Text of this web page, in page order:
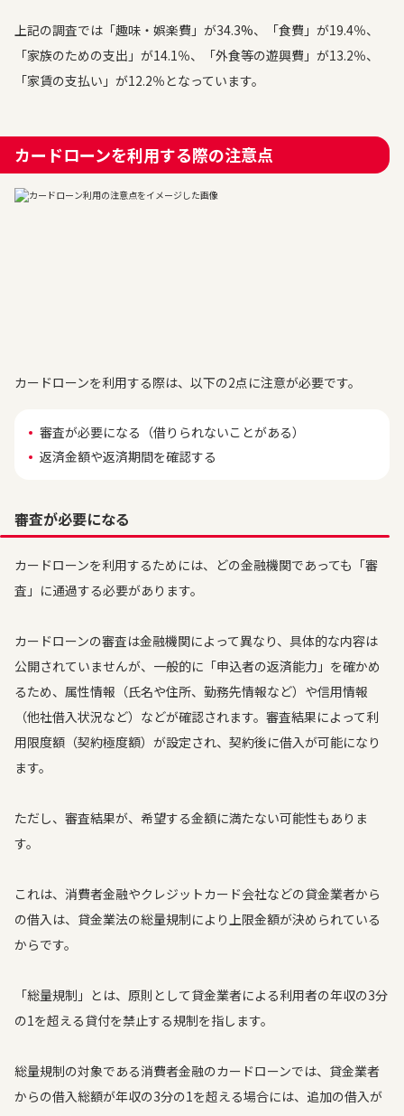
上記の調査では「趣味・娯楽費」が34.3%、「食費」が19.4％、
「家族のための支出」が14.1％、「外食等の遊興費」が13.2％、
「家賃の支払い」が12.2％となっています。
カードローンを利用する際の注意点
カードローンを利用する際は、以下の2点に注意が必要です。
審査が必要になる（借りられないことがある）
返済金額や返済期間を確認する
審査が必要になる
カードローンを利用するためには、どの金融機関であっても「審
査」に通過する必要があります。
カードローンの審査は金融機関によって異なり、具体的な内容は
公開されていませんが、一般的に「申込者の返済能力」を確かめ
るため、属性情報（氏名や住所、勤務先情報など）や信用情報
（他社借入状況など）などが確認されます。審査結果によって利
用限度額（契約極度額）が設定され、契約後に借入が可能になり
ます。
ただし、審査結果が、希望する金額に満たない可能性もありま
す。
これは、消費者金融やクレジットカード会社などの貸金業者から
の借入は、貸金業法の総量規制により上限金額が決められている
からです。
「総量規制」とは、原則として貸金業者による利用者の年収の3分
の1を超える貸付を禁止する規制を指します。
総量規制の対象である消費者金融のカードローンでは、貸金業者
からの借入総額が年収の3分の1を超える場合には、追加の借入が